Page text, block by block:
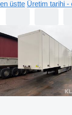
en üstte Üretim tarihi -